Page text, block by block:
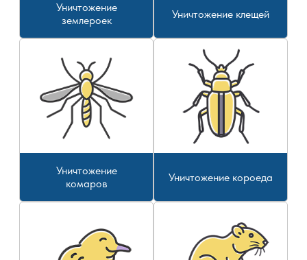
Уничтожение
землероек
Уничтожение клещей
Уничтожение
комаров
Уничтожение короеда